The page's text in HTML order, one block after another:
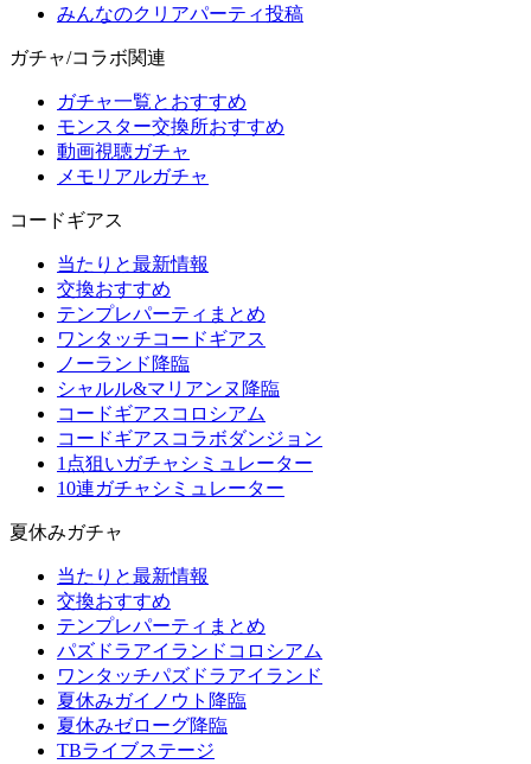
みんなのクリアパーティ投稿
ガチャ/コラボ関連
ガチャ一覧とおすすめ
モンスター交換所おすすめ
動画視聴ガチャ
メモリアルガチャ
コードギアス
当たりと最新情報
交換おすすめ
テンプレパーティまとめ
ワンタッチコードギアス
ノーランド降臨
シャルル&マリアンヌ降臨
コードギアスコロシアム
コードギアスコラボダンジョン
1点狙いガチャシミュレーター
10連ガチャシミュレーター
夏休みガチャ
当たりと最新情報
交換おすすめ
テンプレパーティまとめ
パズドラアイランドコロシアム
ワンタッチパズドラアイランド
夏休みガイノウト降臨
夏休みゼローグ降臨
TBライブステージ